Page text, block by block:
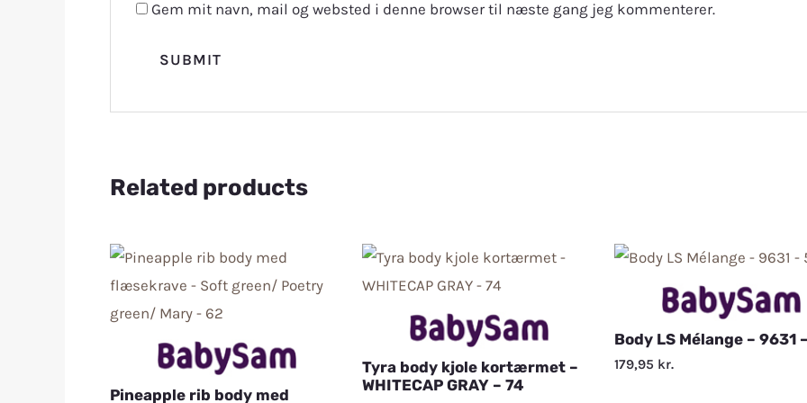
Gem mit navn, mail og websted i denne browser til næste gang jeg kommenterer.
Related products
Pineapple rib body med
Tyra body kjole kortærmet –
WHITECAP GRAY – 74
Body LS Mélange – 9631
179,95 kr.